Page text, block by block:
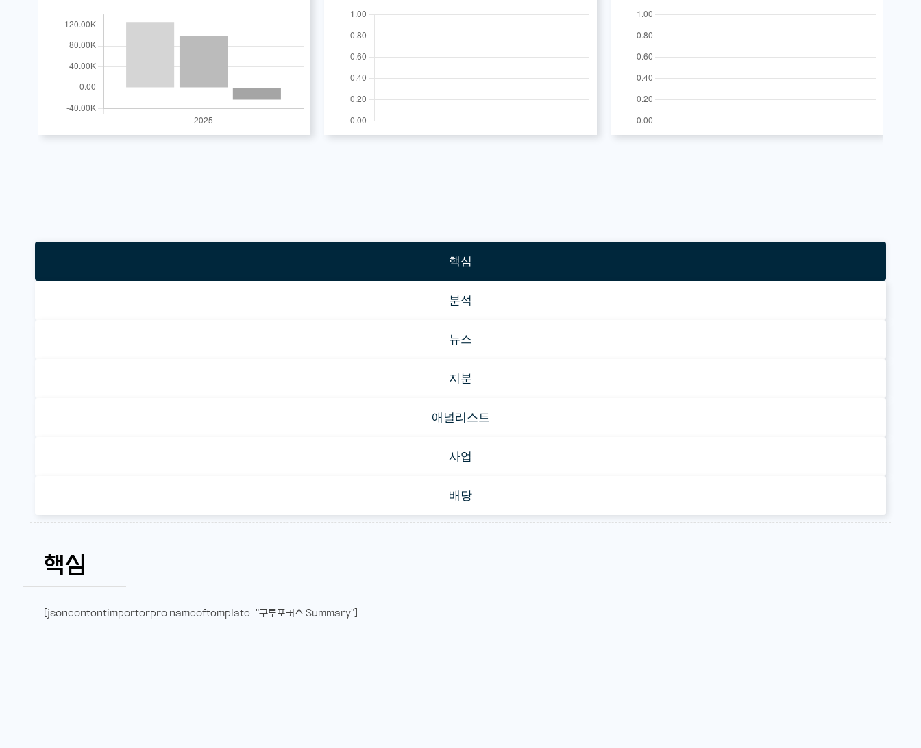
핵심
분석
뉴스
지분
애널리스트
사업
배당
핵심
[jsoncontentimporterpro nameoftemplate="구루포커스 Summary"]